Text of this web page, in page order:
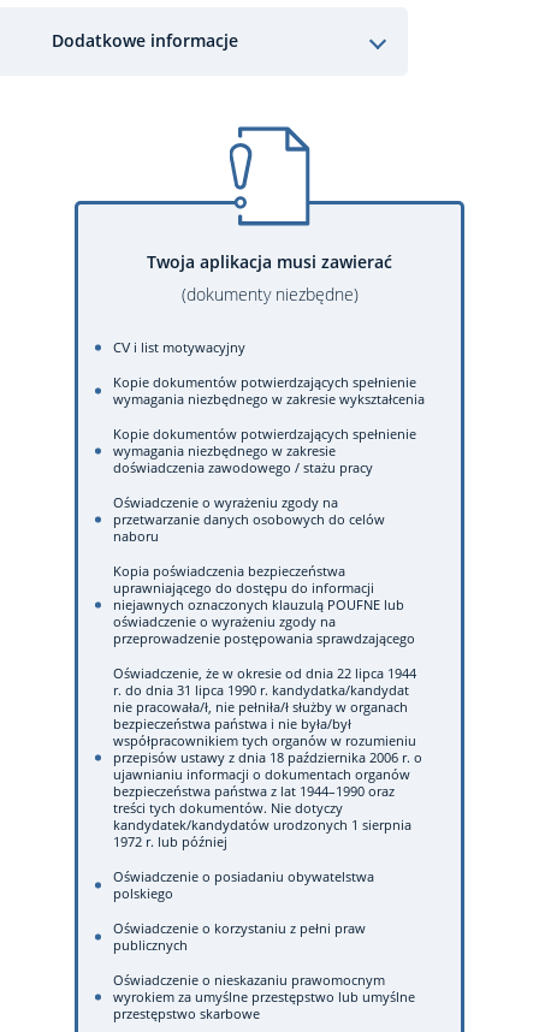
Dodatkowe informacje
Twoja aplikacja musi zawierać
(dokumenty niezbędne)
CV i list motywacyjny
Kopie dokumentów potwierdzających spełnienie
wymagania niezbędnego w zakresie wykształcenia
Kopie dokumentów potwierdzających spełnienie
wymagania niezbędnego w zakresie
doświadczenia zawodowego / stażu pracy
Oświadczenie o wyrażeniu zgody na
przetwarzanie danych osobowych do celów
naboru
Kopia poświadczenia bezpieczeństwa
uprawniającego do dostępu do informacji
niejawnych oznaczonych klauzulą POUFNE lub
oświadczenie o wyrażeniu zgody na
przeprowadzenie postępowania sprawdzającego
Oświadczenie, że w okresie od dnia 22 lipca 1944
r. do dnia 31 lipca 1990 r. kandydatka/kandydat
nie pracowała/ł, nie pełniła/ł służby w organach
bezpieczeństwa państwa i nie była/był
współpracownikiem tych organów w rozumieniu
przepisów ustawy z dnia 18 października 2006 r. o
ujawnianiu informacji o dokumentach organów
bezpieczeństwa państwa z lat 1944–1990 oraz
treści tych dokumentów. Nie dotyczy
kandydatek/kandydatów urodzonych 1 sierpnia
1972 r. lub później
Oświadczenie o posiadaniu obywatelstwa
polskiego
Oświadczenie o korzystaniu z pełni praw
publicznych
Oświadczenie o nieskazaniu prawomocnym
wyrokiem za umyślne przestępstwo lub umyślne
przestępstwo skarbowe